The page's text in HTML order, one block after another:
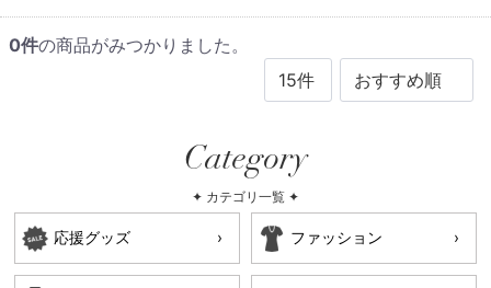
0件の商品がみつかりました。
Category
✦ カテゴリ一覧 ✦
応援グッズ ファッション